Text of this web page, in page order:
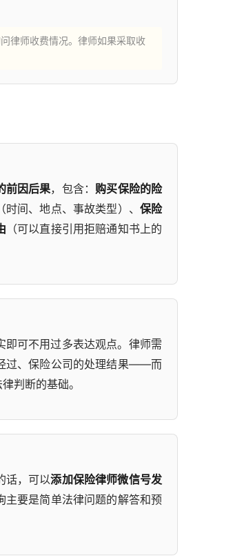
律师收费情况。律师如果采取收
前因后果，包含： 购买保险的险
时间、地点、事故类型）、 保险
（可以直接引用拒赔通知书上的
即可不用过多表达观点。律师需
过、保险公司的处理结果——而
判断的基础。
话，可以添加保险律师微信号发
主要是简单法律问题的解答和预